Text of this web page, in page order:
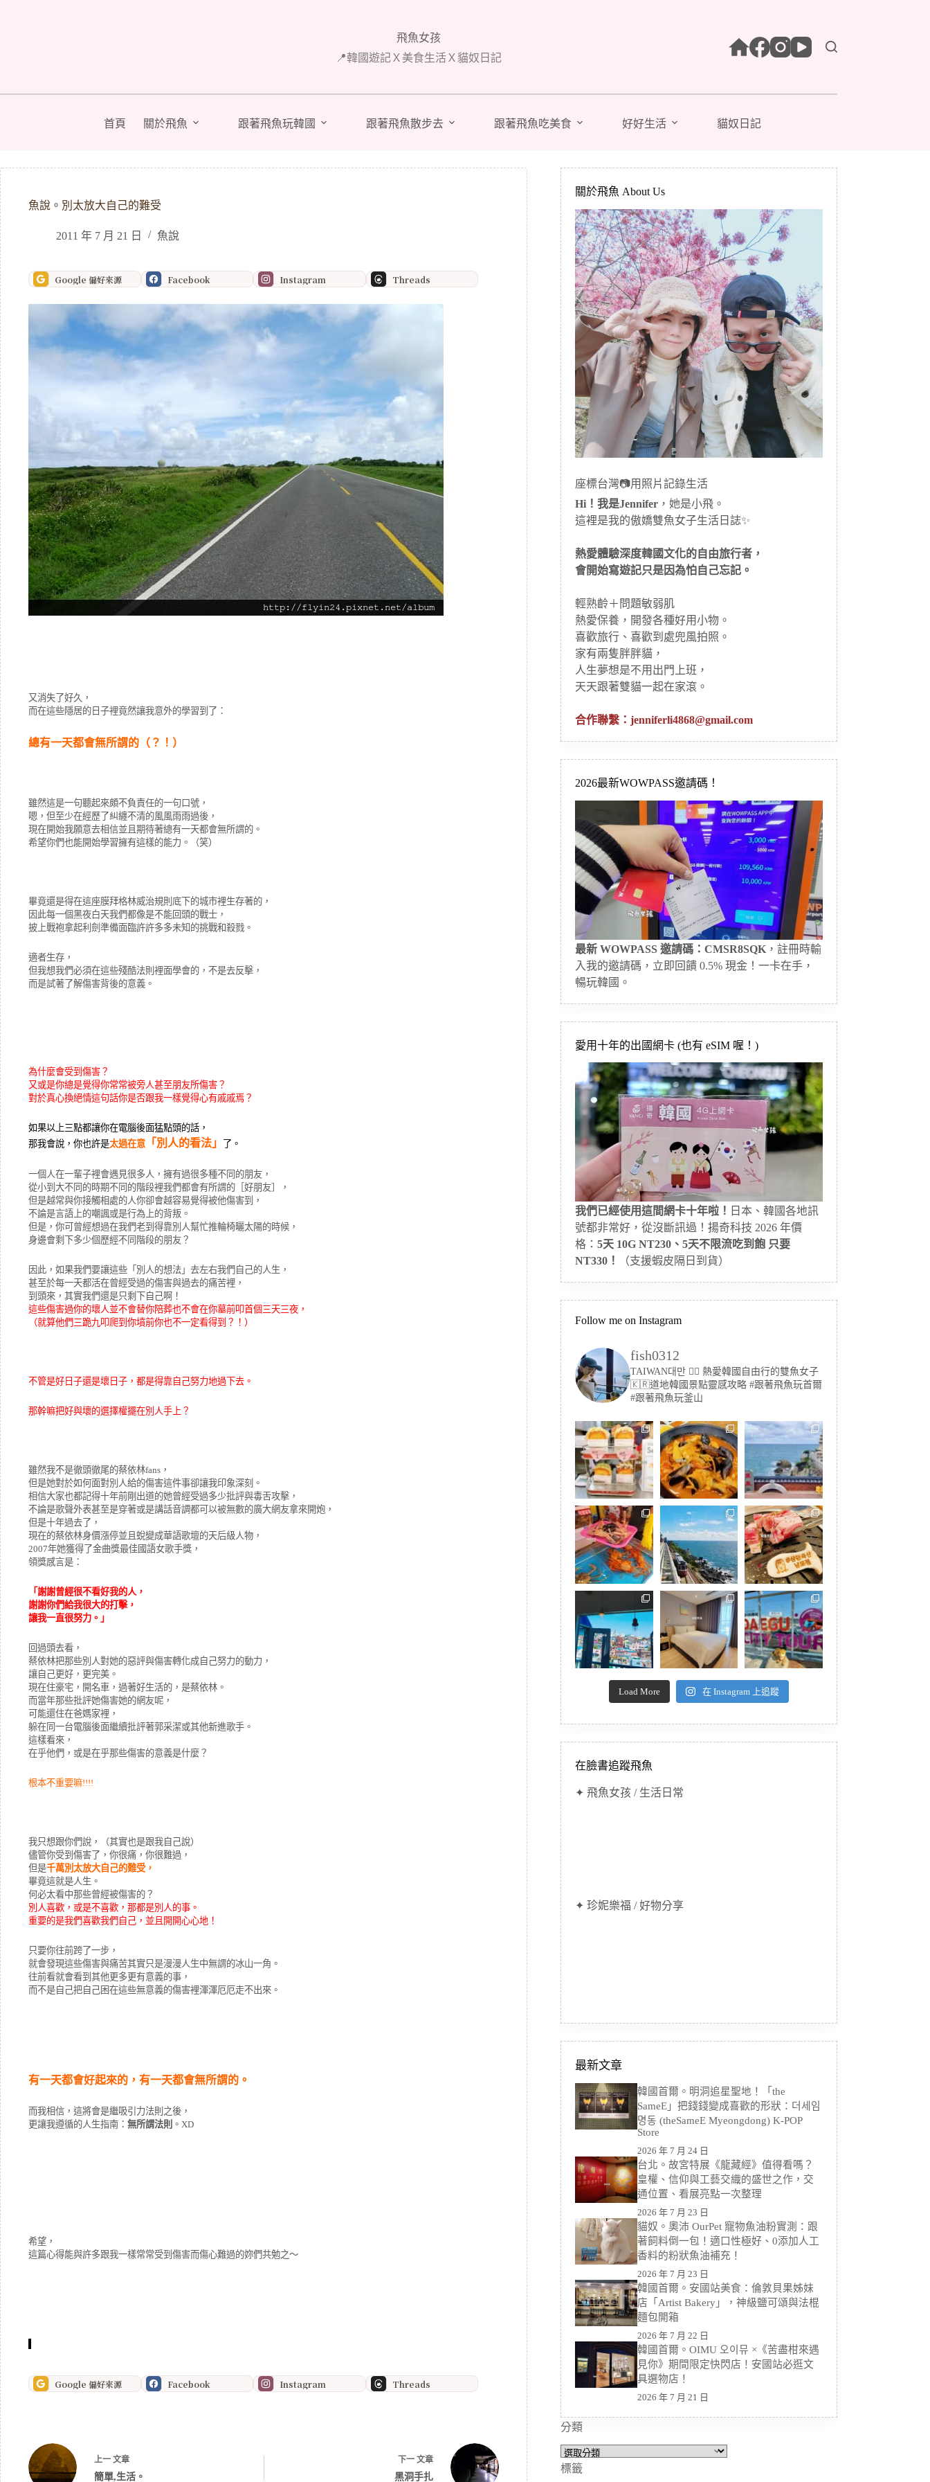
容
飛魚女孩
📍韓國遊記Ｘ美食生活Ｘ貓奴日記
首頁 關於飛魚 跟著飛魚玩韓國 跟著飛魚散步去 跟著飛魚吃美食 好好生活 貓奴日記
魚說。別太放大自己的難受
2011 年 7 月 21 日 魚說
Google 偏好來源 Facebook Instagram Threads
又消失了好久，
而在這些隱居的日子裡竟然讓我意外的學習到了：
總有一天都會無所謂的（？！）
雖然這是一句聽起來頗不負責任的一句口號，
嗯，但至少在經歷了糾纏不清的風風雨雨過後，
現在開始我願意去相信並且期待著總有一天都會無所謂的。
希望你們也能開始學習擁有這樣的能力。（笑）
畢竟還是得在這座膜拜格林威治規則底下的城市裡生存著的，
因此每一個黑夜白天我們都像是不能回頭的戰士，
披上戰袍拿起利劍準備面臨許許多多未知的挑戰和殺戮。
適者生存，
但我想我們必須在這些殘酷法則裡面學會的，不是去反擊，
而是試著了解傷害背後的意義。
為什麼會受到傷害？
又或是你總是覺得你常常被旁人甚至朋友所傷害？
對於真心換絕情這句話你是否跟我一樣覺得心有戚戚焉？
如果以上三點都讓你在電腦後面猛點頭的話，
那我會說，你也許是太過在意 「別人的看法」 了。
一個人在一輩子裡會遇見很多人，擁有過很多種不同的朋友，
從小到大不同的時期不同的階段裡我們都會有所謂的［好朋友］，
但是越常與你接觸相處的人你卻會越容易覺得被他傷害到，
不論是言語上的嘲諷或是行為上的背叛。
但是，你可曾經想過在我們老到得靠別人幫忙推輪椅曬太陽的時候，
身邊會剩下多少個歷經不同階段的朋友？
因此，如果我們要讓這些「別人的想法」去左右我們自己的人生，
甚至於每一天都活在曾經受過的傷害與過去的痛苦裡，
到頭來，其實我們還是只剩下自己啊！
這些傷害過你的壞人並不會替你陪葬也不會在你墓前叩首個三天三夜，
（就算他們三跪九叩爬到你墳前你也不一定看得到？！）
不管是好日子還是壞日子，都是得靠自己努力地過下去。
那幹嘛把好與壞的選擇權擺在別人手上？
雖然我不是徹頭徹尾的蔡依林fans，
但是她對於如何面對別人給的傷害這件事卻讓我印象深刻。
相信大家也都記得十年前剛出道的她曾經受過多少批評與毒舌攻擊，
不論是歌聲外表甚至是穿著或是講話音調都可以被無數的廣大網友拿來開炮，
但是十年過去了，
現在的蔡依林身價漲停並且蛻變成華語歌壇的天后級人物，
2007年她獲得了金曲獎最佳國語女歌手獎，
領獎感言是：
「謝謝曾經很不看好我的人，
謝謝你們給我很大的打擊，
讓我一直很努力。」
回過頭去看，
蔡依林把那些別人對她的惡評與傷害轉化成自己努力的動力，
讓自己更好，更完美。
現在住豪宅，開名車，過著好生活的，是蔡依林。
而當年那些批評她傷害她的網友呢，
可能還住在爸媽家裡，
躲在同一台電腦後面繼續批評著郭采潔或其他新進歌手。
這樣看來，
在乎他們，或是在乎那些傷害的意義是什麼？
根本不重要嘛!!!!
我只想跟你們說，（其實也是跟我自己說）
儘管你受到傷害了，你很痛，你很難過，
但是千萬別太放大自己的難受，
畢竟這就是人生。
何必太看中那些曾經被傷害的？
別人喜歡，或是不喜歡，那都是別人的事。
重要的是我們喜歡我們自己，並且開開心心地！
只要你往前跨了一步，
就會發現這些傷害與痛苦其實只是漫漫人生中無謂的冰山一角。
往前看就會看到其他更多更有意義的事，
而不是自己把自己困在這些無意義的傷害裡渾渾厄厄走不出來。
有一天都會好起來的，有一天都會無所謂的。
而我相信，這將會是繼吸引力法則之後，
更讓我遵循的人生指南： 無所謂法則 。XD
希望，
這篇心得能與許多跟我一樣常常受到傷害而傷心難過的妳們共勉之～
Google 偏好來源 Facebook Instagram Threads
上一 文章
簡單,生活。
下一文章
黑洞手扎
關於飛魚 About Us
座標台灣📷用照片記錄生活
Hi！我是Jennifer ，她是小飛。
這裡是我的傲嬌雙魚女子生活日誌✨
熱愛體驗深度韓國文化的自由旅行者，
會開始寫遊記只是因為怕自己忘記。
輕熟齡＋問題敏弱肌
熱愛保養，開發各種好用小物。
喜歡旅行、喜歡到處兜風拍照。
家有兩隻胖胖貓，
人生夢想是不用出門上班，
天天跟著雙貓一起在家滾。
合作聯繫：jenniferli4868@gmail.com
2026最新WOWPASS邀請碼！
最新 WOWPASS 邀請碼：CMSR8SQK ，註冊時輸
入我的邀請碼，立即回饋 0.5% 現金！一卡在手，
暢玩韓國。
愛用十年的出國網卡 (也有 eSIM 喔！)
我們已經使用這間網卡十年啦！ 日本、韓國各地訊
號都非常好，從沒斷訊過！揚奇科技 2026 年價
格：5天 10G NT230、5天不限流吃到飽 只要
NT330！
（支援蝦皮隔日到貨）
Follow me on Instagram
fish0312
TAIWAN대만 🏳️‍🌈 熱愛韓國自由行的雙魚女子
🇰🇷道地韓國景點靈感攻略 #跟著飛魚玩首爾
#跟著飛魚玩釜山
Load More 在 Instagram 上追蹤
在臉書追蹤飛魚
✦ 飛魚女孩 / 生活日常
✦ 珍妮樂福 / 好物分享
最新文章
韓國首爾。明洞追星聖地！「the
SameE」把錢錢變成喜歡的形狀：더세임
명동 (theSameE Myeongdong) K-POP
Store
2026 年 7 月 24 日
台北。故宮特展《龍藏經》值得看嗎？
皇權、信仰與工藝交織的盛世之作，交
通位置、看展亮點一次整理
2026 年 7 月 23 日
貓奴。奧沛 OurPet 寵物魚油粉實測：跟
著飼料倒一包！適口性極好、0添加人工
香料的粉狀魚油補充！
2026 年 7 月 23 日
韓國首爾。安國站美食：倫敦貝果姊妹
店「Artist Bakery」，神級鹽可頌與法棍
麵包開箱
2026 年 7 月 22 日
韓國首爾。OIMU 오이뮤 ×《苦盡柑來遇
見你》期間限定快閃店！安國站必逛文
具選物店！
2026 年 7 月 21 日
分類
分
類
標籤